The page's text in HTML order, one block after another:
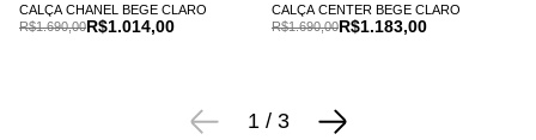
CALÇA CHANEL BEGE CLARO
R$1.014,00
R$1.690,00
CALÇA CENTER BEGE CLARO
R$1.183,00
R$1.690,00
1 / 3